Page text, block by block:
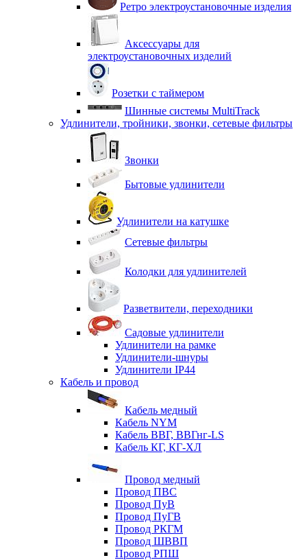
Ретро электроустановочные изделия
Аксессуары для
электроустановочных изделий
Розетки с таймером
Шинные системы MultiTrack
Удлинители, тройники, звонки, сетевые фильтры
Звонки
Бытовые удлинители
Удлинители на катушке
Сетевые фильтры
Колодки для удлинителей
Разветвители, переходники
Садовые удлинители
Удлинители на рамке
Удлинители-шнуры
Удлинители IP44
Кабель и провод
Кабель медный
Кабель NYM
Кабель ВВГ, ВВГнг-LS
Кабель КГ, КГ-ХЛ
Провод медный
Провод ПВС
Провод ПуВ
Провод ПуГВ
Провод РКГМ
Провод ШВВП
Провод РПШ